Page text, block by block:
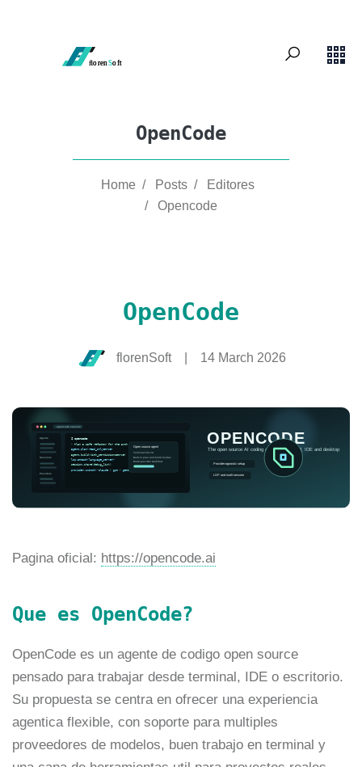
OpenCode
Home / Posts /
Editores
/ Opencode
OpenCode
florenSoft 14 March 2026
Pagina oficial: https://opencode.ai
Que es OpenCode?
OpenCode es un agente de codigo open source
pensado para trabajar desde terminal, IDE o escritorio.
Su propuesta se centra en ofrecer una experiencia
agentica flexible, con soporte para multiples
proveedores de modelos, buen trabajo en terminal y